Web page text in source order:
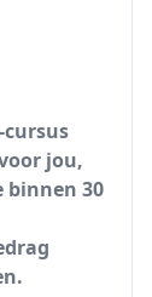
cursus
jou,
binnen 30